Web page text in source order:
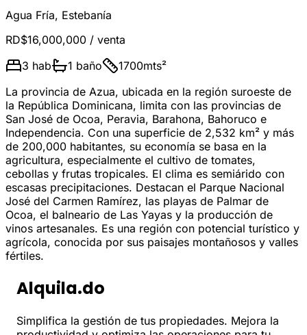
Agua Fría, Estebanía
RD$16,000,000 / venta
3 hab 1 baño 1700mts²
La provincia de Azua, ubicada en la región suroeste de
la República Dominicana, limita con las provincias de
San José de Ocoa, Peravia, Barahona, Bahoruco e
Independencia. Con una superficie de 2,532 km² y más
de 200,000 habitantes, su economía se basa en la
agricultura, especialmente el cultivo de tomates,
cebollas y frutas tropicales. El clima es semiárido con
escasas precipitaciones. Destacan el Parque Nacional
José del Carmen Ramírez, las playas de Palmar de
Ocoa, el balneario de Las Yayas y la producción de
vinos artesanales. Es una región con potencial turístico y
agrícola, conocida por sus paisajes montañosos y valles
fértiles.
Alquila.do
Simplifica la gestión de tus propiedades. Mejora la